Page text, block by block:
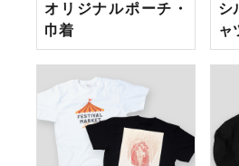
オリジナルポーチ・
巾着
シ
ャ